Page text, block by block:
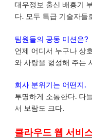
대우정보 출신 배흥기
다. 모두 특급 기술자들
팀원들의 공동 미션은?
언제 어디서 누구나 상
와 사랑을 형성해 주는
회사 분위기는 어떤지.
투명하게 소통한다. 다
서 보람도 크다.
클라우드 웹 서비